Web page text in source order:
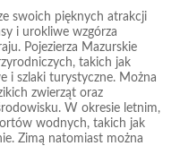
swoich pięknych atrakcji
i urokliwe wzgórza
Pojezierza Mazurskie
takich jak
i szlaki turystyczne. Można
zwierząt oraz
W okresie letnim,
wodnych, takich jak
Zimą natomiast można